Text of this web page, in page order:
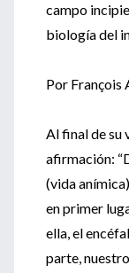
campo
biología del
Por
Al final de su
afirmación:
(vida
en primer
ella, el
parte,